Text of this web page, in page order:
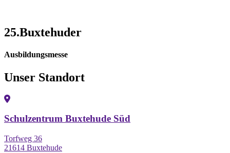
25.Buxtehuder
Ausbildungsmesse
Unser Standort
Schulzentrum Buxtehude Süd
Torfweg 36
21614 Buxtehude